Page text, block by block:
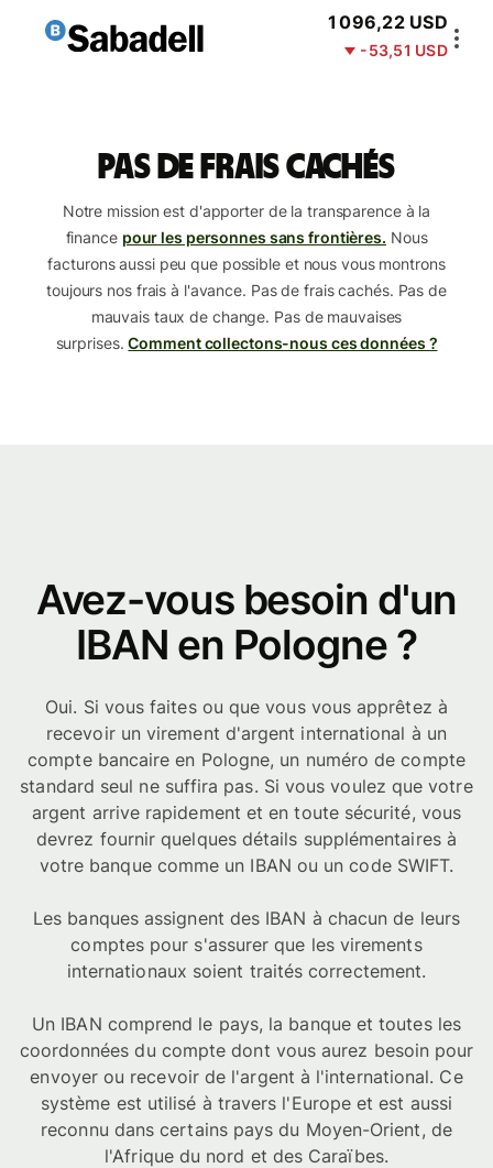
1 096,22 USD
-53,51 USD
Pas de frais cachés
Notre mission est d'apporter de la transparence à la
finance pour les personnes sans frontières. Nous
facturons aussi peu que possible et nous vous montrons
toujours nos frais à l'avance. Pas de frais cachés. Pas de
mauvais taux de change. Pas de mauvaises
surprises. Comment collectons-nous ces données ?
Avez-vous besoin d'un
IBAN en Pologne ?
Oui. Si vous faites ou que vous vous apprêtez à
recevoir un virement d'argent international à un
compte bancaire en Pologne, un numéro de compte
standard seul ne suffira pas. Si vous voulez que votre
argent arrive rapidement et en toute sécurité, vous
devrez fournir quelques détails supplémentaires à
votre banque comme un IBAN ou un code SWIFT.
Les banques assignent des IBAN à chacun de leurs
comptes pour s'assurer que les virements
internationaux soient traités correctement.
Un IBAN comprend le pays, la banque et toutes les
coordonnées du compte dont vous aurez besoin pour
envoyer ou recevoir de l'argent à l'international. Ce
système est utilisé à travers l'Europe et est aussi
reconnu dans certains pays du Moyen-Orient, de
l'Afrique du nord et des Caraïbes.